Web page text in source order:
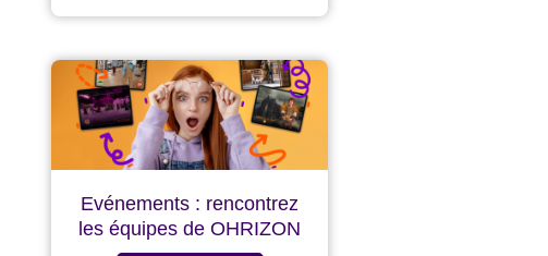
Evénements : rencontrez
les équipes de OHRIZON